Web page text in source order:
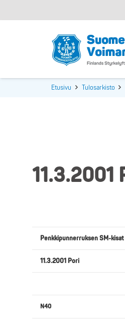
Etusivu Tulosarkisto
11.3.2001
Penkkipunnerruksen SM-
11.3.2001 Pori
N40